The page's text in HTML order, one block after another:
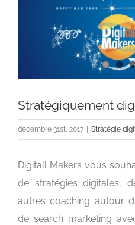
Stratégiquement
décembre 31st, 2017 | Stratégie
Digitall Makers vous
de stratégies digitales,
autres coaching autour
de search marketing